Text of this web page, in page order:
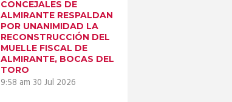
CONCEJALES DE
ALMIRANTE RESPALDAN
POR UNANIMIDAD LA
RECONSTRUCCIÓN DEL
MUELLE FISCAL DE
ALMIRANTE, BOCAS DEL
TORO
9:58 am 30 Jul 2026